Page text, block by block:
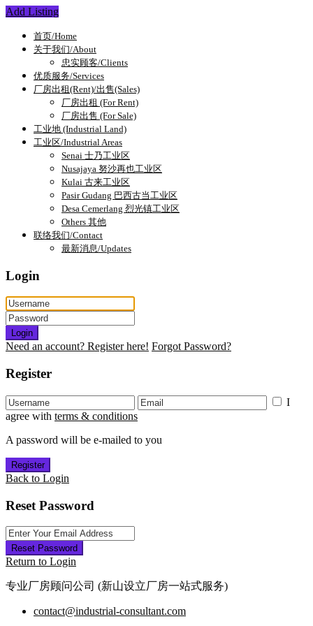
Add Listing
首页/Home
关于我们/About
忠实顾客/Clients
优质服务/Services
厂房出租(Rent)/出售(Sales)
厂房出租 (For Rent)
厂房出售 (For Sale)
工业地 (Industrial Land)
工业区/Industrial Areas
Senai 士乃工业区
Nusajaya 努沙再也工业区
Kulai 古来工业区
Pasir Gudang 巴西古当工业区
Desa Cemerlang 烈光镇工业区
Others 其他
联络我们/Contact
最新消息/Updates
Login
Login
Need an account? Register here! Forgot Password?
Register
I
agree with terms & conditions
A password will be e-mailed to you
Register
Back to Login
Reset Password
Reset Password
Return to Login
专业厂房顾问公司 (新山设立厂房一站式服务)
contact@industrial-consultant.com